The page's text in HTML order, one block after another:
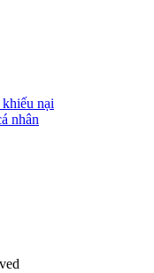
nại
nhân